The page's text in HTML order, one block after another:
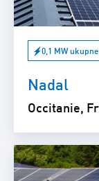
0,1 MW
Nadal
Occitanie,